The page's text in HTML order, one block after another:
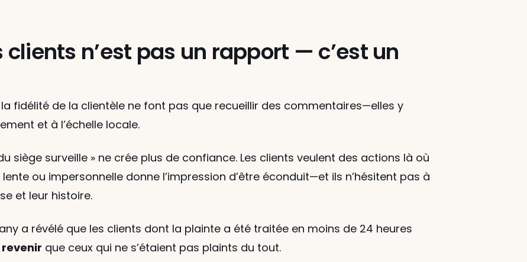
n’est pas un rapport — c’est un
fidélité de la clientèle ne font pas que recueillir des commentaires—elles y
et à l’échelle locale.
siège surveille » ne crée plus de confiance. Les clients veulent des actions là où
lente ou impersonnelle donne l’impression d’être éconduit—et ils n’hésitent pas à
et leur histoire.
a révélé que les clients dont la plainte a été traitée en moins de 24 heures
revenir que ceux qui ne s’étaient pas plaints du tout.